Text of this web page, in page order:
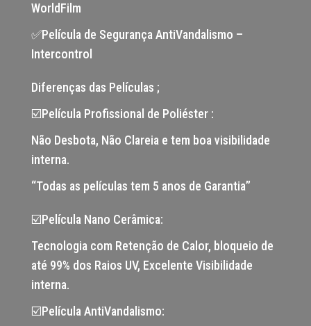
WorldFilm
✅Película de Segurança AntiVandalismo –
Intercontrol
Diferenças das Películas ;
☑️Película Profissional de Poliéster :
Não Desbota, Não Clareia e tem boa visibilidade
interna.
“Todas as películas tem 5 anos de Garantia”
☑️Película Nano Cerâmica:
Tecnologia com Retenção de Calor, bloqueio de
até 99% dos Raios UV, Excelente Visibilidade
interna.
☑️Película AntiVandalismo: